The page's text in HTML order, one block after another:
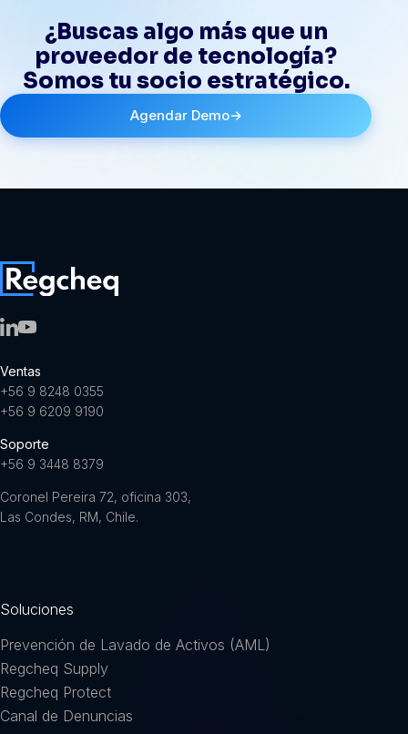
¿Buscas algo más que un
proveedor de tecnología?
Somos tu socio estratégico.
Agendar Demo→
Ventas
+56 9 8248 0355
+56 9 6209 9190
Soporte
+56 9 3448 8379
Coronel Pereira 72, oficina 303,
Las Condes, RM, Chile.
Soluciones
Prevención de Lavado de Activos (AML)
Regcheq Supply
Regcheq Protect
Canal de Denuncias